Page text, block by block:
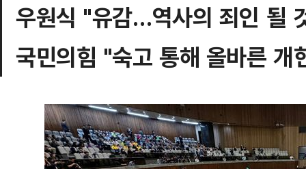
우원식 "유감…역사의 죄인 될
국민의힘 "숙고 통해 올바른 개